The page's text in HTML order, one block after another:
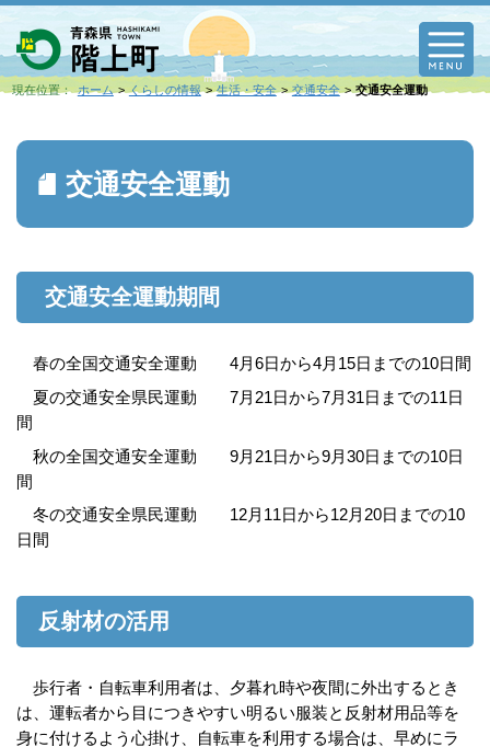
現在位置： ホーム くらしの情報 生活・安全 交通安全 交通安全運動
交通安全運動
交通安全運動期間
春の全国交通安全運動 4月6日から4月15日までの10日間
夏の交通安全県民運動 7月21日から7月31日までの11日
間
秋の全国交通安全運動 9月21日から9月30日までの10日
間
冬の交通安全県民運動 12月11日から12月20日までの10
日間
反射材の活用
歩行者・自転車利用者は、夕暮れ時や夜間に外出するとき
は、運転者から目につきやすい明るい服装と反射材用品等を
身に付けるよう心掛け、自転車を利用する場合は、早めにラ